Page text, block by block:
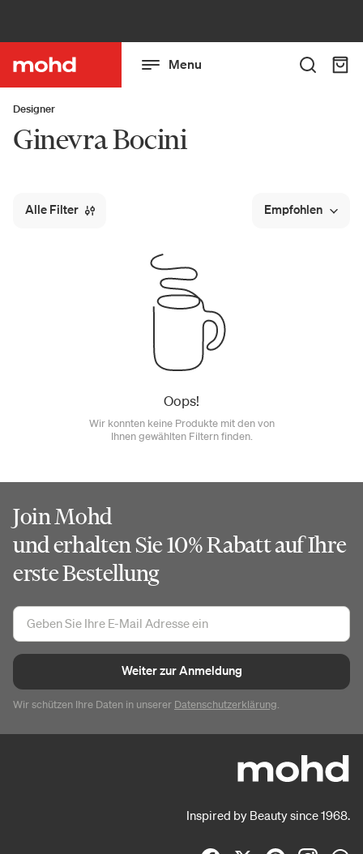
Menu
Designer
Ginevra Bocini
Alle Filter Empfohlen
Oops!
Wir konnten keine Produkte mit den von
Ihnen gewählten Filtern finden.
Join Mohd
und erhalten Sie 10% Rabatt auf Ihre
erste Bestellung
Weiter zur Anmeldung
Wir schützen Ihre Daten in unserer Datenschutzerklärung.
Inspired by Beauty since 1968.